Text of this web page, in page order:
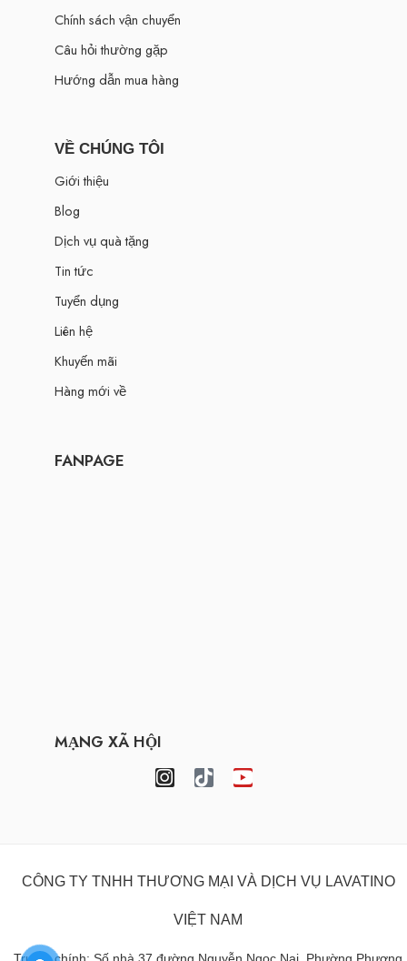
Chính sách vận chuyển
Câu hỏi thường gặp
Hướng dẫn mua hàng
VỀ CHÚNG TÔI
Giới thiệu
Blog
Dịch vụ quà tặng
Tin tức
Tuyển dụng
Liên hệ
Khuyến mãi
Hàng mới về
FANPAGE
MẠNG XÃ HỘI
CÔNG TY TNHH THƯƠNG MẠI VÀ DỊCH VỤ LAVATINO
VIỆT NAM